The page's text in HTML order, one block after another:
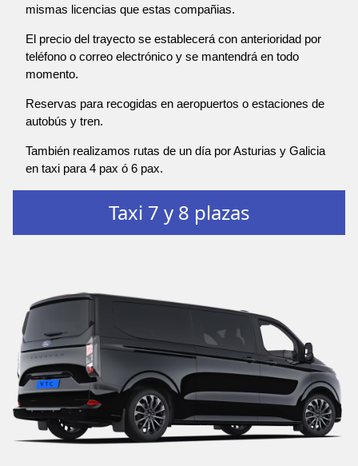
mismas licencias que estas compañias.
El precio del trayecto se establecerá con anterioridad por
teléfono o correo electrónico y se mantendrá en todo
momento.
Reservas para recogidas en aeropuertos o estaciones de
autobús y tren.
También realizamos rutas de un día por Asturias y Galicia
en taxi para 4 pax ó 6 pax.
Taxi 7 y 8 plazas